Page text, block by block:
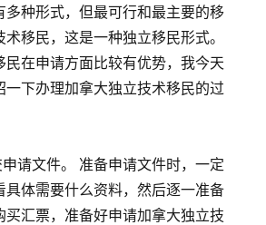
种形式，但最可行和最主要的移
移民，这是一种独立移民形式。
民在申请方面比较有优势，我今天
一下办理加拿大独立技术移民的过
文件。 准备申请文件时，一定
具体需要什么资料，然后逐一准备
买汇票，准备好申请加拿大独立技